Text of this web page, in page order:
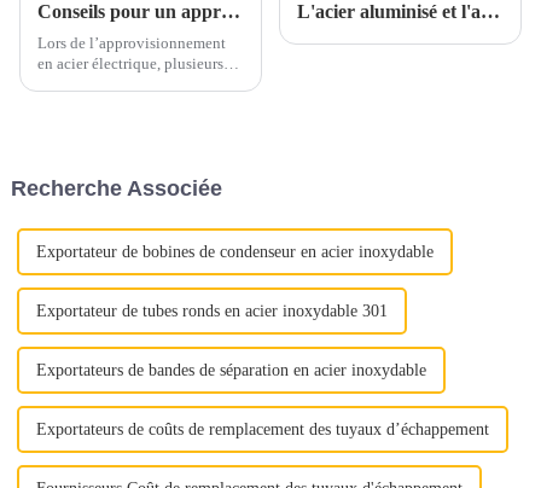
Conseils pour un approvisionnement en acier électrique en toute confiance
Lors de l’approvisionnement
en acier électrique, plusieurs
votre prise de décision.1.
L'acier aluminisé et l'acier inoxydable aluminisé sont-ils parents ?
Recherche Associée
Exportateur de bobines de condenseur en acier inoxydable
Exportateur de tubes ronds en acier inoxydable 301
Exportateurs de bandes de séparation en acier inoxydable
Exportateurs de coûts de remplacement des tuyaux d’échappement